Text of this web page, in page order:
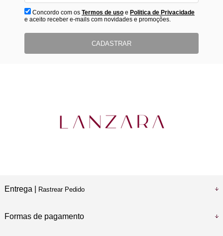
Concordo com os Termos de usoe Politica de Privacidade
e aceito receber e-mails com novidades e promoções.
CADASTRAR
Entrega | Rastrear Pedido
Formas de pagamento